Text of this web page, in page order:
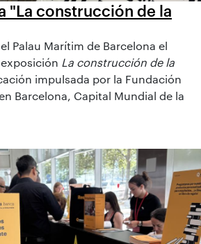
"La construcción de la
Palau Marítim de Barcelona el
La construcción de la
impulsada por la Fundación
Barcelona, Capital Mundial de la